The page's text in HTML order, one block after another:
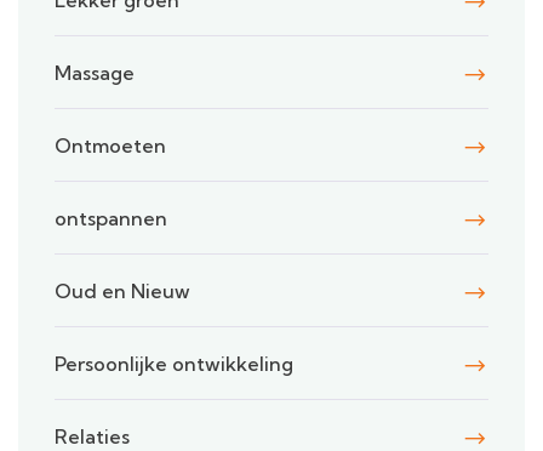
Massage
Ontmoeten
ontspannen
Oud en Nieuw
Persoonlijke ontwikkeling
Relaties